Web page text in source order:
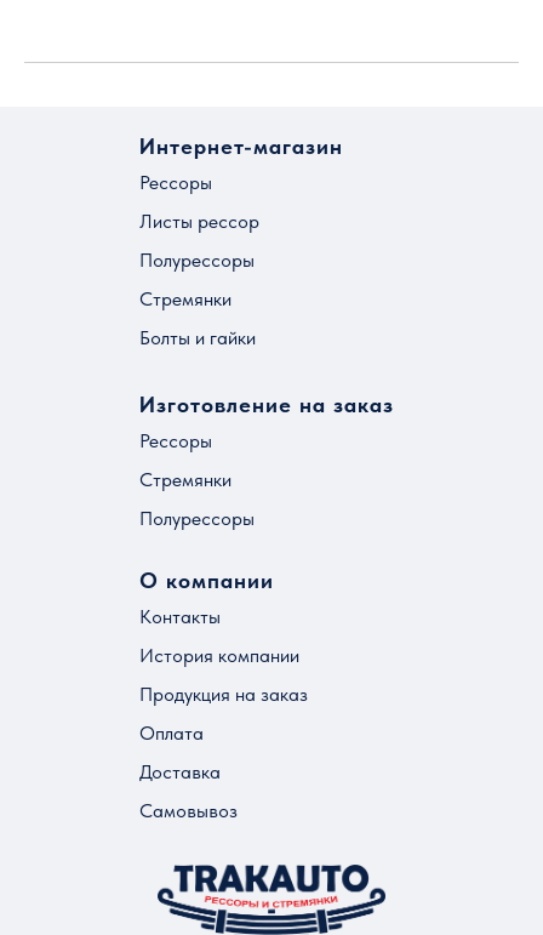
Интернет-магазин
Рессоры
Листы рессор
Полурессоры
Стремянки
Болты и гайки
Изготовление на заказ
Рессоры
Стремянки
Полурессоры
О компании
Контакты
История компании
Продукция на заказ
Оплата
Доставка
Самовывоз